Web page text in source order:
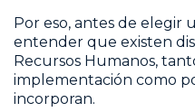
Por eso, antes de elegir
entender que existen
Recursos Humanos,
implementación como
incorporan.